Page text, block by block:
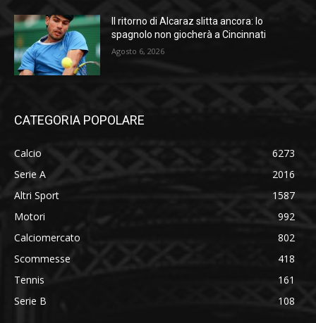
Il ritorno di Alcaraz slitta ancora: lo
spagnolo non giocherà a Cincinnati
Agosto 6, 2026
CATEGORIA POPOLARE
Calcio
6273
Serie A
2016
Altri Sport
1587
Motori
992
Calciomercato
802
Scommesse
418
Tennis
161
Serie B
108